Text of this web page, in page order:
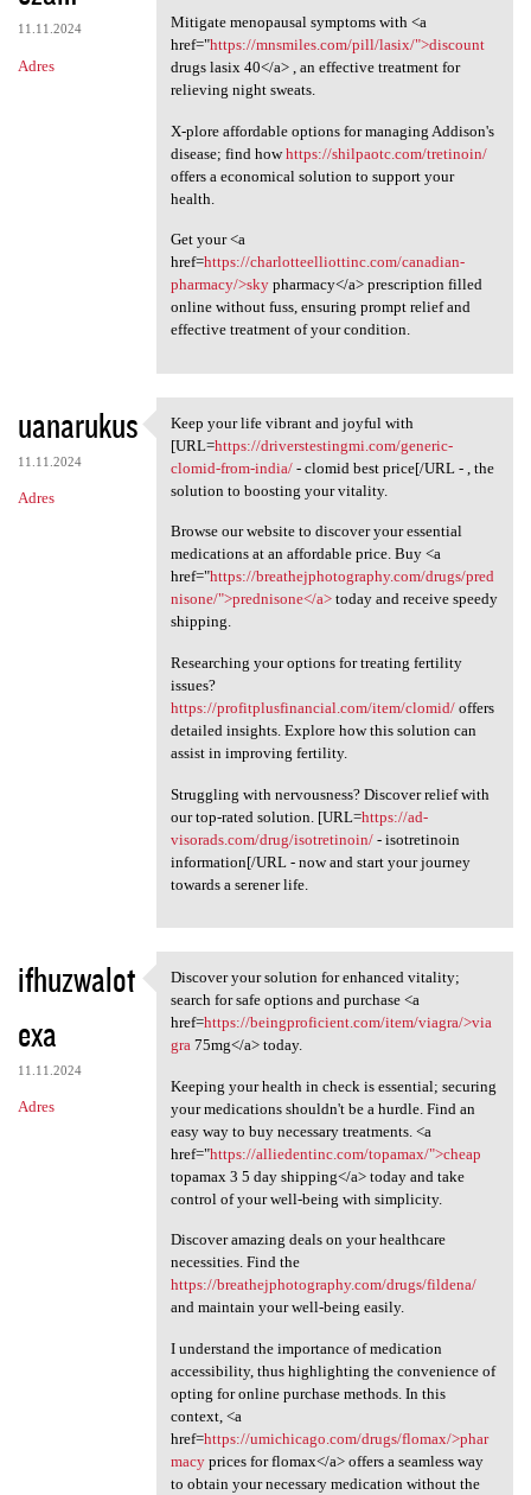
11.11.2024
Adres
Mitigate menopausal symptoms with <a
href="https://mnsmiles.com/pill/lasix/">discount
drugs lasix 40</a> , an effective treatment for
relieving night sweats.
X-plore affordable options for managing Addison's
disease; find howhttps://shilpaotc.com/tretinoin/
offers a economical solution to support your
health.
Get your <a
href=https://charlotteelliottinc.com/canadian-
pharmacy/>skypharmacy</a> prescription filled
online without fuss, ensuring prompt relief and
effective treatment of your condition.
uanarukus
11.11.2024
Adres
Keep your life vibrant and
Keep your life vibrant and joyful with
[URL=https://driverstestingmi.com/generic-
clomid-from-india/- clomid best price[/URL - , the
solution to boosting your vitality.
Browse our website to discover your essential
medications at an affordable price. Buy <a
href="https://breathejphotography.com/drugs/pred
nisone/">prednisone</a>today and receive speedy
shipping.
Researching your options for treating fertility
issues?
https://profitplusfinancial.com/item/clomid/offers
detailed insights. Explore how this solution can
assist in improving fertility.
Struggling with nervousness? Discover relief with
our top-rated solution. [URL=https://ad-
visorads.com/drug/isotretinoin/- isotretinoin
information[/URL - now and start your journey
towards a serener life.
ifhuzwalot
exa
11.11.2024
Adres
Discover your solution for
Discover your solution for enhanced vitality;
search for safe options and purchase <a
href=https://beingproficient.com/item/viagra/>via
gra75mg</a> today.
Keeping your health in check is essential; securing
your medications shouldn't be a hurdle. Find an
easy way to buy necessary treatments. <a
href="https://alliedentinc.com/topamax/">cheap
topamax 3 5 day shipping</a> today and take
control of your well-being with simplicity.
Discover amazing deals on your healthcare
necessities. Find the
https://breathejphotography.com/drugs/fildena/
and maintain your well-being easily.
I understand the importance of medication
accessibility, thus highlighting the convenience of
opting for online purchase methods. In this
context, <a
href=https://umichicago.com/drugs/flomax/>phar
macyprices for flomax</a> offers a seamless way
to obtain your necessary medication without the